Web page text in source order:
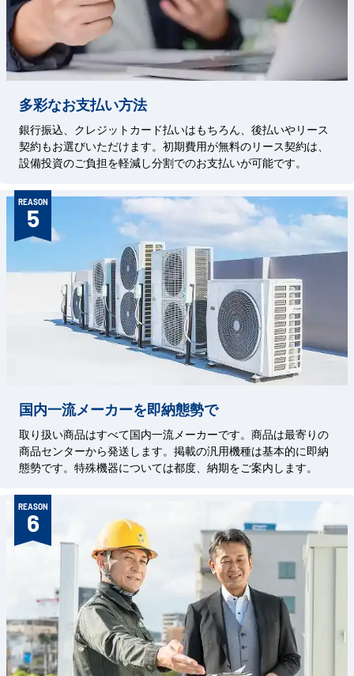
多彩なお支払い方法
銀行振込、クレジットカード払いはもちろん、後払いやリース
契約もお選びいただけます。初期費用が無料のリース契約は、
設備投資のご負担を軽減し分割でのお支払いが可能です。
REASON
5
国内一流メーカーを即納態勢で
取り扱い商品はすべて国内一流メーカーです。商品は最寄りの
商品センターから発送します。掲載の汎用機種は基本的に即納
態勢です。特殊機器については都度、納期をご案内します。
REASON
6